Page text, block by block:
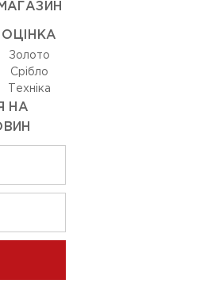
МАГАЗИН
ОЦIНКА
Золото
Срiбло
Технiка
НА